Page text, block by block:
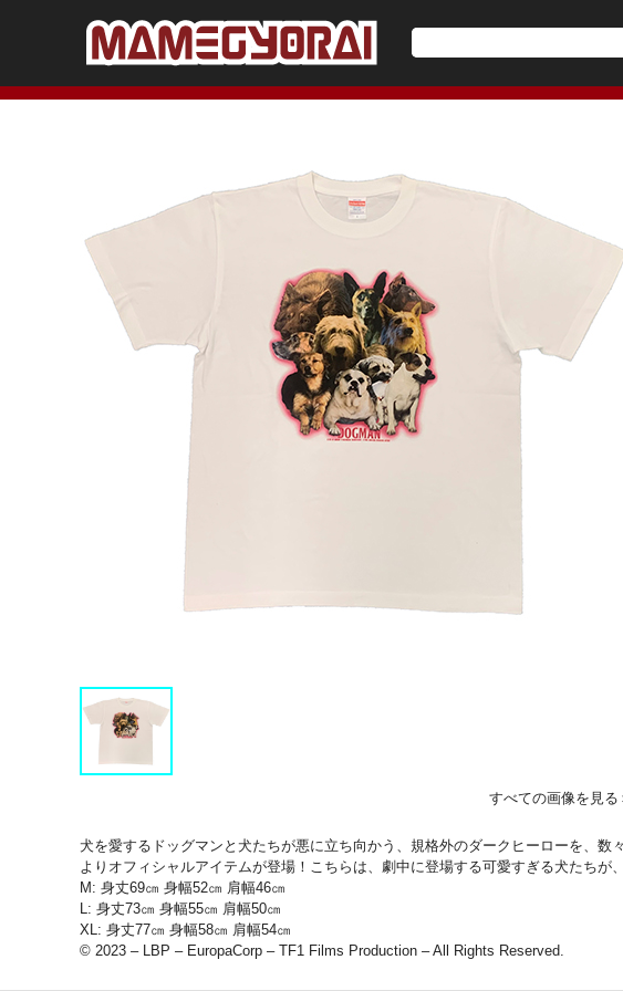
すべての画像を見る
犬を愛するドッグマンと犬たちが悪に立ち向かう、規格外のダークヒーローを、
よりオフィシャルアイテムが登場！こちらは、劇中に登場する可愛すぎる犬たちが
M: 身丈69㎝ 身幅52㎝ 肩幅46㎝
L: 身丈73㎝ 身幅55㎝ 肩幅50㎝
XL: 身丈77㎝ 身幅58㎝ 肩幅54㎝
© 2023 – LBP – EuropaCorp – TF1 Films Production – All Rights Reserved.